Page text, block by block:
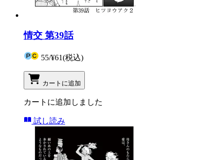
情交 第39話
55/¥61(税込)
カートに追加
カートに追加しました
試し読み